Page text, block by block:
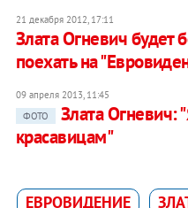
21 декабря 2012, 17:11
Злата Огневич будет
поехать на
09 апреля 2013, 11:45
ФОТО
Злата Огневич:
красавицам"
ЕВРОВИДЕНИЕ